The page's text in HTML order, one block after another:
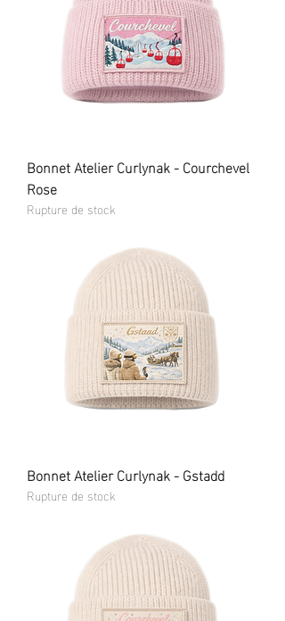
Bonnet Atelier Curlynak - Courchevel
Rose
Rupture de stock
Bonnet Atelier Curlynak - Gstadd
Rupture de stock